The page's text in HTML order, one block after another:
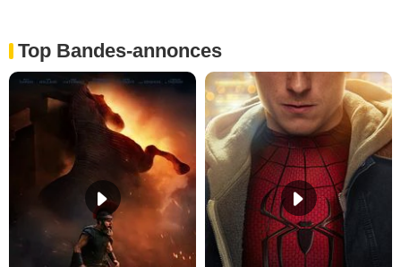
Top Bandes-annonces